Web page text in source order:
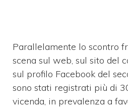
Parallelamente lo scontro
scena sul web, sul sito del
sul profilo Facebook del
sono stati registrati più di
vicenda, in prevalenza a